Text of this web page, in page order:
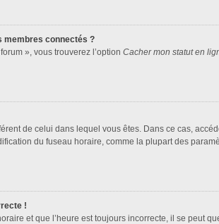
membres connectés ?
», vous trouverez l’option Cacher mon statut en
de celui dans lequel vous êtes. Dans ce cas,
du fuseau horaire, comme la plupart des
!
et que l’heure est toujours incorrecte, il se peut